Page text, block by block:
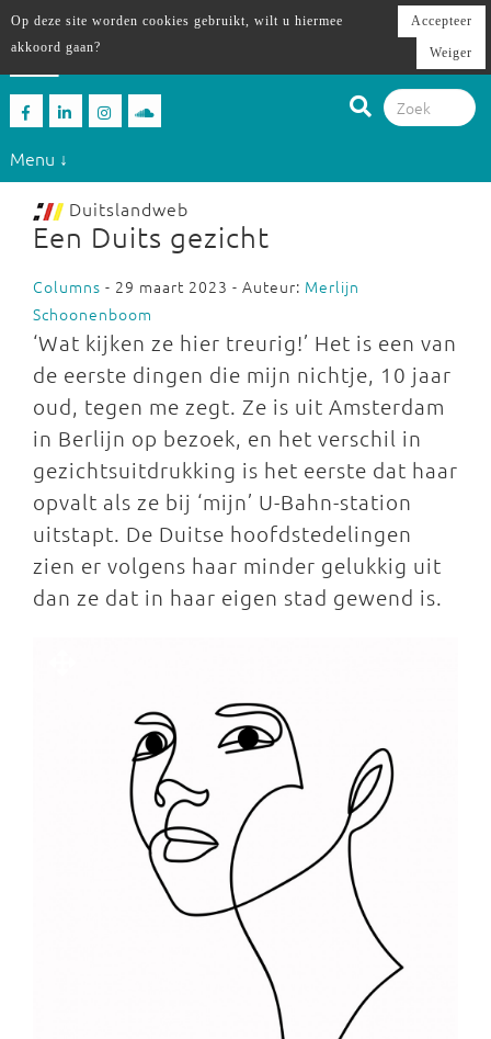
Menu ↓
Duitslandweb
Een Duits gezicht
Columns - 29 maart 2023 - Auteur: Merlijn
Schoonenboom
‘Wat kijken ze hier treurig!’ Het is een van
de eerste dingen die mijn nichtje, 10 jaar
oud, tegen me zegt. Ze is uit Amsterdam
in Berlijn op bezoek, en het verschil in
gezichtsuitdrukking is het eerste dat haar
opvalt als ze bij ‘mijn’ U-Bahn-station
uitstapt. De Duitse hoofdstedelingen
zien er volgens haar minder gelukkig uit
dan ze dat in haar eigen stad gewend is.
Op deze site worden cookies gebruikt, wilt u hiermee
akkoord gaan?
Accepteer
Weiger